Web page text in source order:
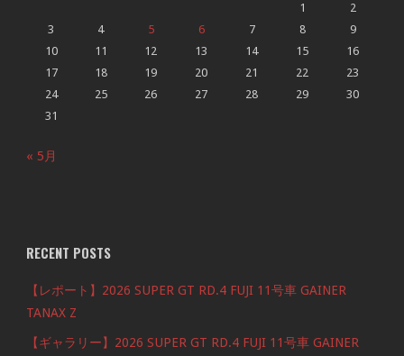
1
2
3
4 5 6 7 8
9
10
11 12 13 14 15
16
17
18 19 20 21 22
23
24
25 26 27 28 29
30
31
« 5月
RECENT POSTS
【レポート】2026 SUPER GT RD.4 FUJI 11号車 GAINER
TANAX Z
【ギャラリー】2026 SUPER GT RD.4 FUJI 11号車 GAINER